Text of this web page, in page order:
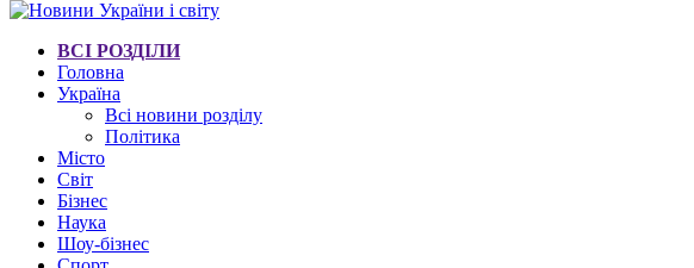
ВСІ РОЗДІЛИ
Головна
Україна
Всі новини розділу
Політика
Місто
Світ
Бізнес
Наука
Шоу-бізнес